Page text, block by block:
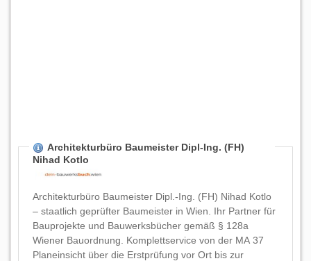
Architekturbüro Baumeister Dipl-Ing. (FH)
Nihad Kotlo
Architekturbüro Baumeister Dipl.-Ing. (FH) Nihad Kotlo
– staatlich geprüfter Baumeister in Wien. Ihr Partner für
Bauprojekte und Bauwerksbücher gemäß § 128a
Wiener Bauordnung. Komplettservice von der MA 37
Planeinsicht über die Erstprüfung vor Ort bis zur